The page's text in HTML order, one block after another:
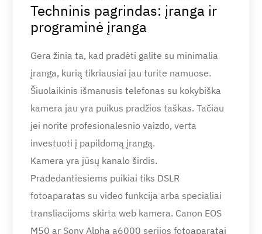
Techninis pagrindas: įranga ir
programinė įranga
Gera žinia ta, kad pradėti galite su minimalia
įranga, kurią tikriausiai jau turite namuose.
Šiuolaikinis išmanusis telefonas su kokybiška
kamera jau yra puikus pradžios taškas. Tačiau
jei norite profesionalesnio vaizdo, verta
investuoti į papildomą įrangą.
Kamera yra jūsų kanalo širdis.
Pradedantiesiems puikiai tiks DSLR
fotoaparatas su video funkcija arba specialiai
transliacijoms skirta web kamera. Canon EOS
M50 ar Sony Alpha a6000 serijos fotoaparatai